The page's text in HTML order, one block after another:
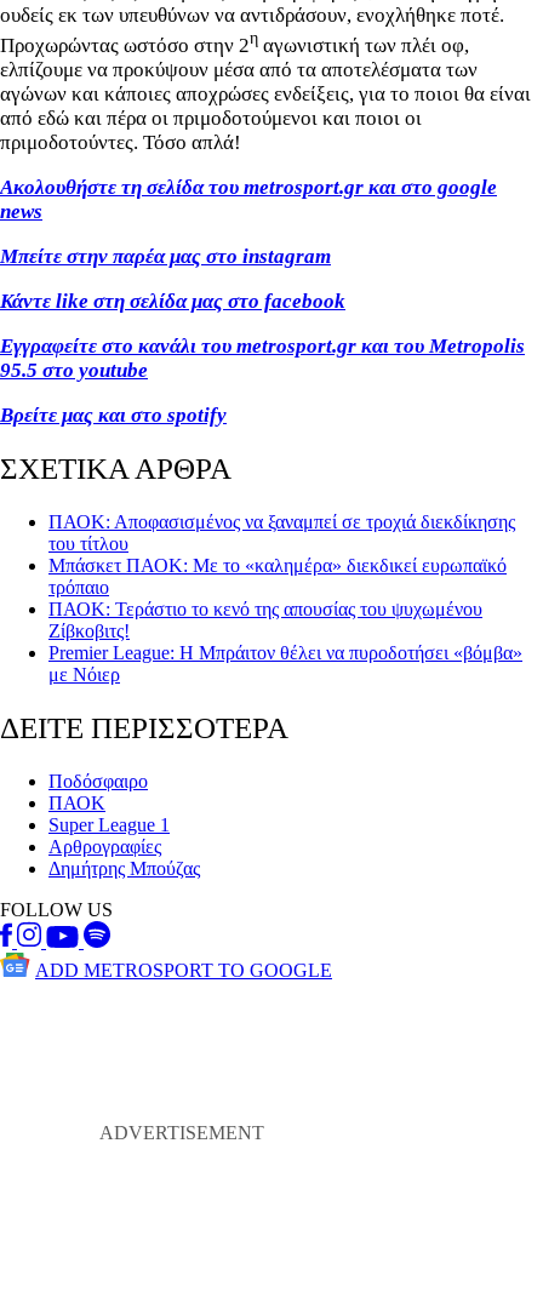
ουδείς εκ των υπευθύνων να αντιδράσουν, ενοχλήθηκε ποτέ.
Προχωρώντας ωστόσο στην 2η αγωνιστική των πλέι οφ,
ελπίζουμε να προκύψουν μέσα από τα αποτελέσματα των
αγώνων και κάποιες αποχρώσες ενδείξεις, για το ποιοι θα είναι
από εδώ και πέρα οι πριμοδοτούμενοι και ποιοι οι
πριμοδοτούντες. Τόσο απλά!
Ακολουθήστε τη σελίδα του metrosport.gr και στο google
news
Μπείτε στην παρέα μας στο instagram
Κάντε like στη σελίδα μας στο facebook
Εγγραφείτε στο κανάλι του metrosport.gr και του Metropolis
95.5 στο youtube
Βρείτε μας και στο spotify
ΣΧΕΤΙΚΑ ΑΡΘΡΑ
ΠΑΟΚ: Αποφασισμένος να ξαναμπεί σε τροχιά διεκδίκησης
του τίτλου
Μπάσκετ ΠΑΟΚ: Με το «καλημέρα» διεκδικεί ευρωπαϊκό
τρόπαιο
ΠΑΟΚ: Τεράστιο το κενό της απουσίας του ψυχωμένου
Ζίβκοβιτς!
Premier League: Η Μπράιτον θέλει να πυροδοτήσει «βόμβα»
με Νόιερ
ΔΕΙΤΕ ΠΕΡΙΣΣΟΤΕΡΑ
Ποδόσφαιρο
ΠΑΟΚ
Super League 1
Αρθρογραφίες
Δημήτρης Μπούζας
FOLLOW US
ADD METROSPORT TO GOOGLE